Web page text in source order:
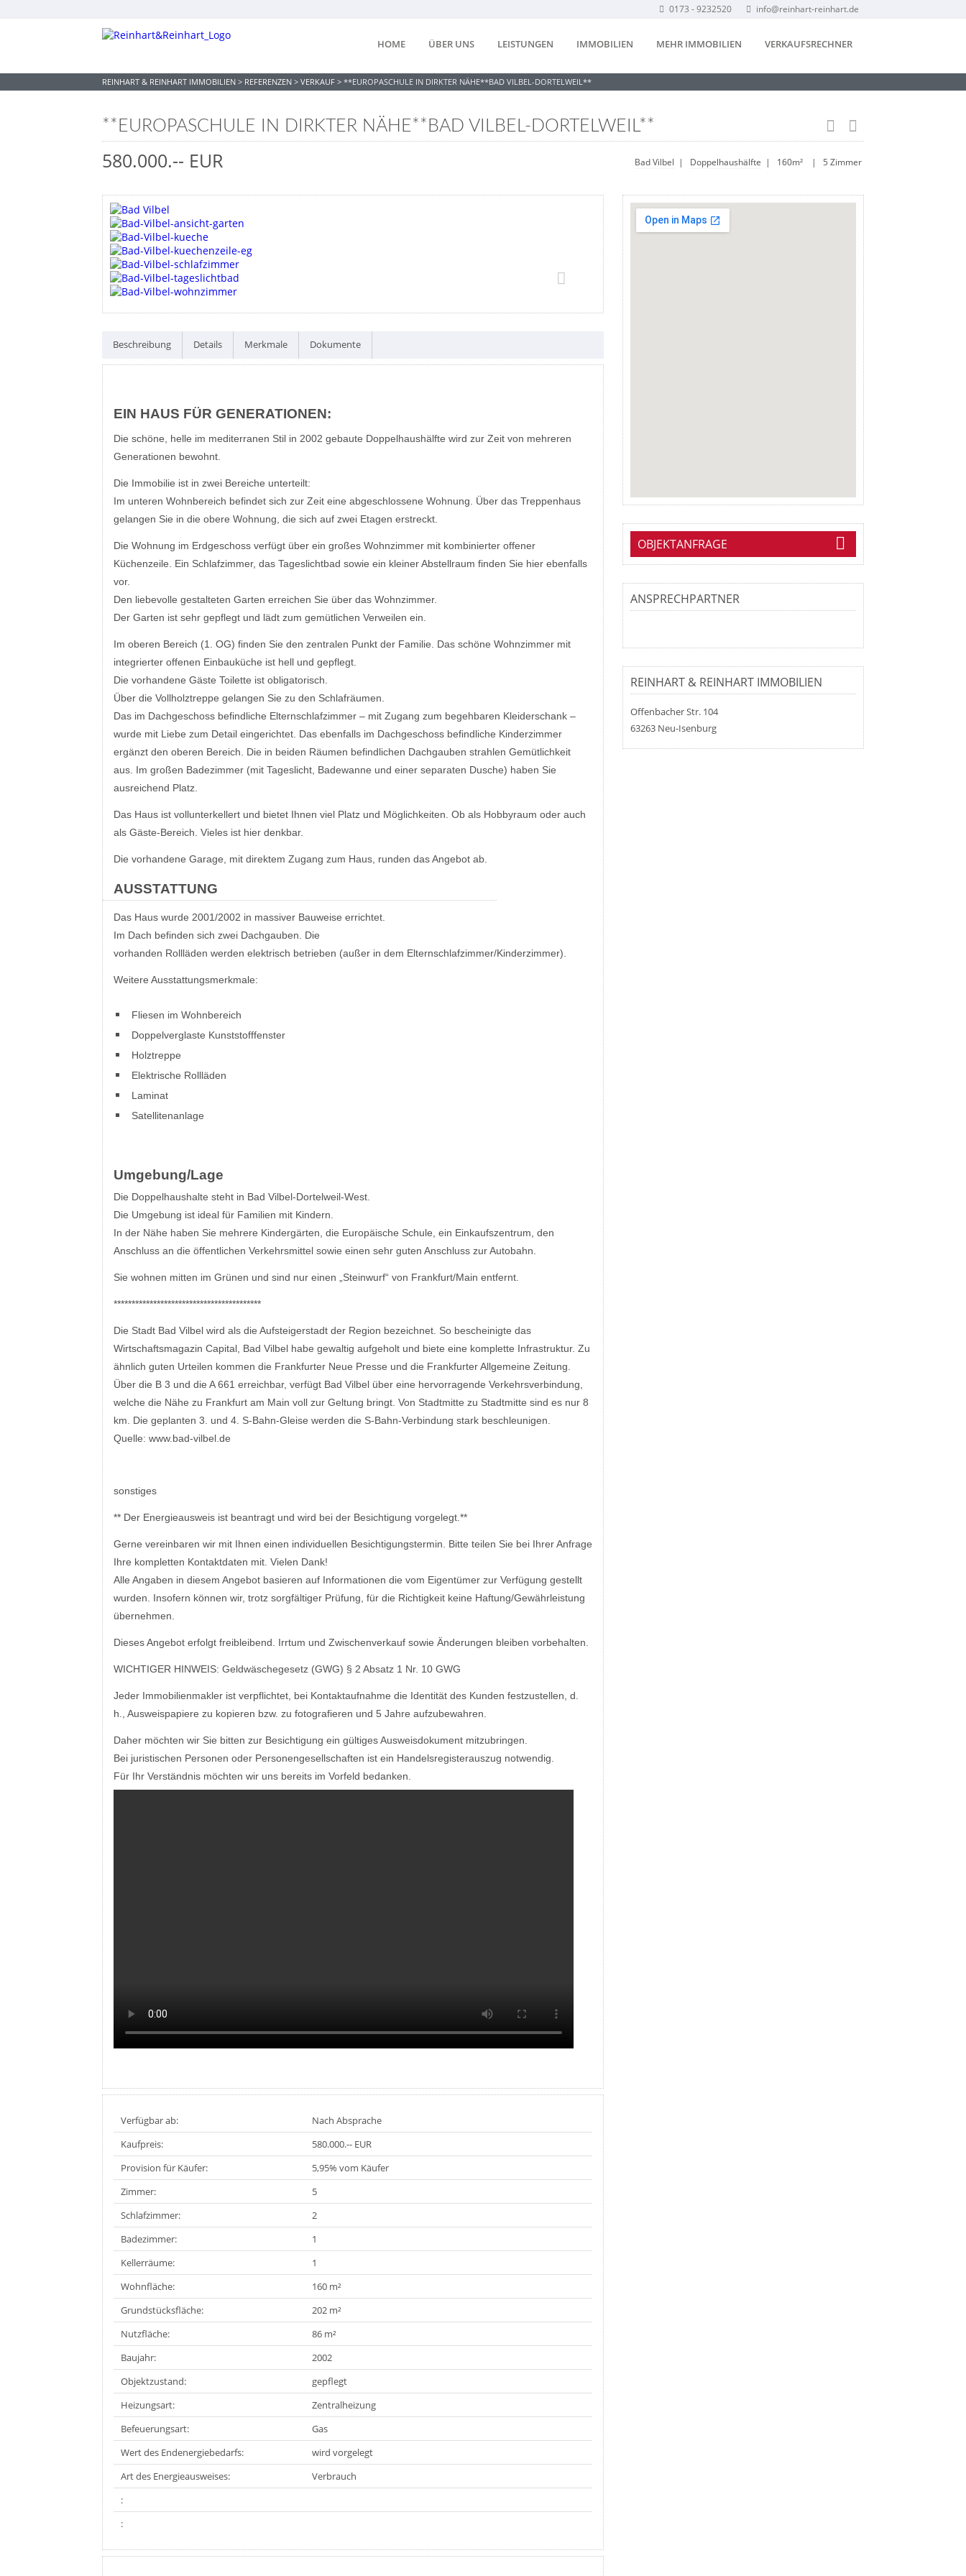
0173 - 9232520 info@reinhart-reinhart.de
HOME ÜBER UNS LEISTUNGEN IMMOBILIEN MEHR IMMOBILIEN VERKAUFSRECHNER
REINHART & REINHART IMMOBILIEN > REFERENZEN > VERKAUF > **EUROPASCHULE IN DIRKTER NÄHE**BAD VILBEL-DORTELWEIL**
**EUROPASCHULE IN DIRKTER NÄHE**BAD VILBEL-DORTELWEIL**
580.000.-- EUR Bad Vilbel | Doppelhaushälfte | 160m² | 5 Zimmer
Beschreibung Details Merkmale Dokumente
EIN HAUS FÜR GENERATIONEN:
Die schöne, helle im mediterranen Stil in 2002 gebaute Doppelhaushälfte wird zur Zeit von mehreren
Generationen bewohnt.
Die Immobilie ist in zwei Bereiche unterteilt:
Im unteren Wohnbereich befindet sich zur Zeit eine abgeschlossene Wohnung. Über das Treppenhaus
gelangen Sie in die obere Wohnung, die sich auf zwei Etagen erstreckt.
Die Wohnung im Erdgeschoss verfügt über ein großes Wohnzimmer mit kombinierter offener
Küchenzeile. Ein Schlafzimmer, das Tageslichtbad sowie ein kleiner Abstellraum finden Sie hier ebenfalls
vor.
Den liebevolle gestalteten Garten erreichen Sie über das Wohnzimmer.
Der Garten ist sehr gepflegt und lädt zum gemütlichen Verweilen ein.
Im oberen Bereich (1. OG) finden Sie den zentralen Punkt der Familie. Das schöne Wohnzimmer mit
integrierter offenen Einbauküche ist hell und gepflegt.
Die vorhandene Gäste Toilette ist obligatorisch.
Über die Vollholztreppe gelangen Sie zu den Schlafräumen.
Das im Dachgeschoss befindliche Elternschlafzimmer – mit Zugang zum begehbaren Kleiderschank –
wurde mit Liebe zum Detail eingerichtet. Das ebenfalls im Dachgeschoss befindliche Kinderzimmer
ergänzt den oberen Bereich. Die in beiden Räumen befindlichen Dachgauben strahlen Gemütlichkeit
aus. Im großen Badezimmer (mit Tageslicht, Badewanne und einer separaten Dusche) haben Sie
ausreichend Platz.
Das Haus ist vollunterkellert und bietet Ihnen viel Platz und Möglichkeiten. Ob als Hobbyraum oder auch
als Gäste-Bereich. Vieles ist hier denkbar.
Die vorhandene Garage, mit direktem Zugang zum Haus, runden das Angebot ab.
AUSSTATTUNG
Das Haus wurde 2001/2002 in massiver Bauweise errichtet.
Im Dach befinden sich zwei Dachgauben. Die
vorhanden Rollläden werden elektrisch betrieben (außer in dem Elternschlafzimmer/Kinderzimmer).
Weitere Ausstattungsmerkmale:
Fliesen im Wohnbereich
Doppelverglaste Kunststofffenster
Holztreppe
Elektrische Rollläden
Laminat
Satellitenanlage
Umgebung/Lage
Die Doppelhaushalte steht in Bad Vilbel-Dortelweil-West.
Die Umgebung ist ideal für Familien mit Kindern.
In der Nähe haben Sie mehrere Kindergärten, die Europäische Schule, ein Einkaufszentrum, den
Anschluss an die öffentlichen Verkehrsmittel sowie einen sehr guten Anschluss zur Autobahn.
Sie wohnen mitten im Grünen und sind nur einen „Steinwurf“ von Frankfurt/Main entfernt.
*****************************************
Die Stadt Bad Vilbel wird als die Aufsteigerstadt der Region bezeichnet. So bescheinigte das
Wirtschaftsmagazin Capital, Bad Vilbel habe gewaltig aufgeholt und biete eine komplette Infrastruktur. Zu
ähnlich guten Urteilen kommen die Frankfurter Neue Presse und die Frankfurter Allgemeine Zeitung.
Über die B 3 und die A 661 erreichbar, verfügt Bad Vilbel über eine hervorragende Verkehrsverbindung,
welche die Nähe zu Frankfurt am Main voll zur Geltung bringt. Von Stadtmitte zu Stadtmitte sind es nur 8
km. Die geplanten 3. und 4. S-Bahn-Gleise werden die S-Bahn-Verbindung stark beschleunigen.
Quelle: www.bad-vilbel.de
sonstiges
** Der Energieausweis ist beantragt und wird bei der Besichtigung vorgelegt.**
Gerne vereinbaren wir mit Ihnen einen individuellen Besichtigungstermin. Bitte teilen Sie bei Ihrer Anfrage
Ihre kompletten Kontaktdaten mit. Vielen Dank!
Alle Angaben in diesem Angebot basieren auf Informationen die vom Eigentümer zur Verfügung gestellt
wurden. Insofern können wir, trotz sorgfältiger Prüfung, für die Richtigkeit keine Haftung/Gewährleistung
übernehmen.
Dieses Angebot erfolgt freibleibend. Irrtum und Zwischenverkauf sowie Änderungen bleiben vorbehalten.
WICHTIGER HINWEIS: Geldwäschegesetz (GWG) § 2 Absatz 1 Nr. 10 GWG
Jeder Immobilienmakler ist verpflichtet, bei Kontaktaufnahme die Identität des Kunden festzustellen, d.
h., Ausweispapiere zu kopieren bzw. zu fotografieren und 5 Jahre aufzubewahren.
Daher möchten wir Sie bitten zur Besichtigung ein gültiges Ausweisdokument mitzubringen.
Bei juristischen Personen oder Personengesellschaften ist ein Handelsregisterauszug notwendig.
Für Ihr Verständnis möchten wir uns bereits im Vorfeld bedanken.
Verfügbar ab:
Nach Absprache
Kaufpreis:
580.000.-- EUR
Provision für Käufer:
5,95% vom Käufer
Zimmer:
5
Schlafzimmer:
2
Badezimmer:
1
Kellerräume:
1
Wohnfläche:
160 m²
Grundstücksfläche:
202 m²
Nutzfläche:
86 m²
Baujahr:
2002
Objektzustand:
gepflegt
Heizungsart:
Zentralheizung
Befeuerungsart:
Gas
Wert des Endenergiebedarfs:
wird vorgelegt
Art des Energieausweises:
Verbrauch
:
:
OBJEKTANFRAGE
ANSPRECHPARTNER
REINHART & REINHART IMMOBILIEN
Offenbacher Str. 104
63263 Neu-Isenburg